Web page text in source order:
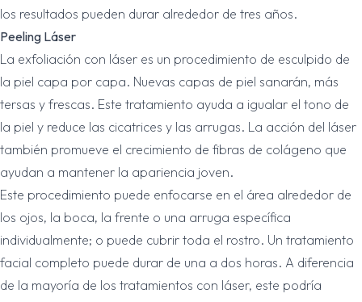
los resultados pueden durar alrededor de tres años.
Peeling Láser
La exfoliación con láser es un procedimiento de esculpido de
la piel capa por capa. Nuevas capas de piel sanarán, más
tersas y frescas. Este tratamiento ayuda a igualar el tono de
la piel y reduce las cicatrices y las arrugas. La acción del láser
también promueve el crecimiento de fibras de colágeno que
ayudan a mantener la apariencia joven.
Este procedimiento puede enfocarse en el área alrededor de
los ojos, la boca, la frente o una arruga específica
individualmente; o puede cubrir toda el rostro. Un tratamiento
facial completo puede durar de una a dos horas. A diferencia
de la mayoría de los tratamientos con láser, este podría